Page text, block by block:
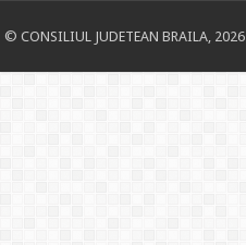
© CONSILIUL JUDETEAN BRAILA, 2026